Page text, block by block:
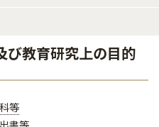
び教育研究上の目的
等